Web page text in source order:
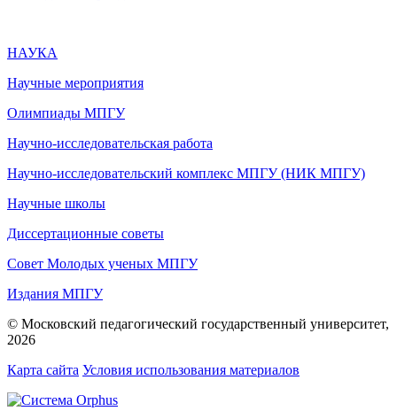
НАУКА
Научные мероприятия
Олимпиады МПГУ
Научно-исследовательская работа
Научно-исследовательский комплекс МПГУ (НИК МПГУ)
Научные школы
Диссертационные советы
Совет Молодых ученых МПГУ
Издания МПГУ
© Московский педагогический государственный университет,
2026
Карта сайта Условия использования материалов